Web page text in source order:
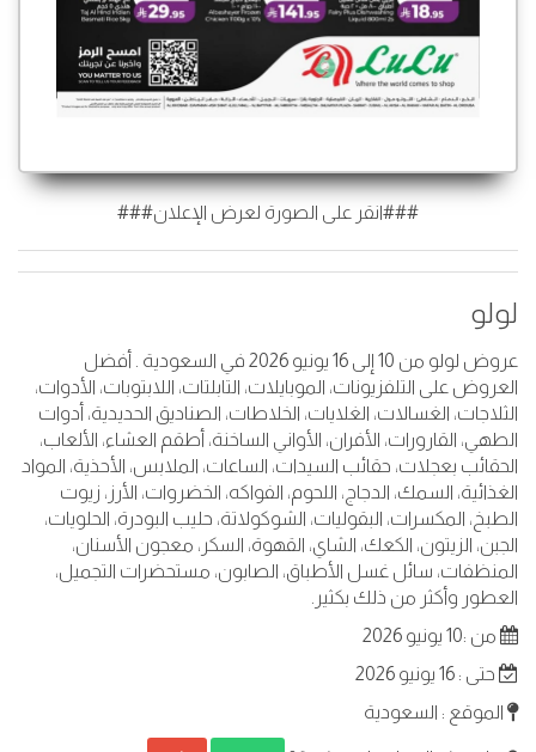
###انقر على الصورة لعرض الإعلان###
لولو
عروض لولو من 10 إلى 16 يونيو 2026 في السعودية . أفضل
العروض على التلفزيونات، الموبايلات، التابلتات، اللابتوبات، الأدوات،
الثلاجات، الغسالات، الغلايات، الخلاطات، الصناديق الحديدية، أدوات
الطهي، القارورات، الأفران، الأواني الساخنة، أطقم العشاء، الألعاب،
الحقائب بعجلات، حقائب السيدات، الساعات، الملابس، الأحذية، المواد
الغذائية، السمك، الدجاج، اللحوم، الفواكه، الخضروات، الأرز، زيوت
الطبخ، المكسرات، البقوليات، الشوكولاتة، حليب البودرة، الحلويات،
الجبن، الزيتون، الكعك، الشاي، القهوة، السكر، معجون الأسنان،
المنظفات، سائل غسل الأطباق، الصابون، مستحضرات التجميل،
العطور وأكثر من ذلك بكثير.
من :10 يونيو 2026
حتى : 16 يونيو 2026
الموقع : السعودية